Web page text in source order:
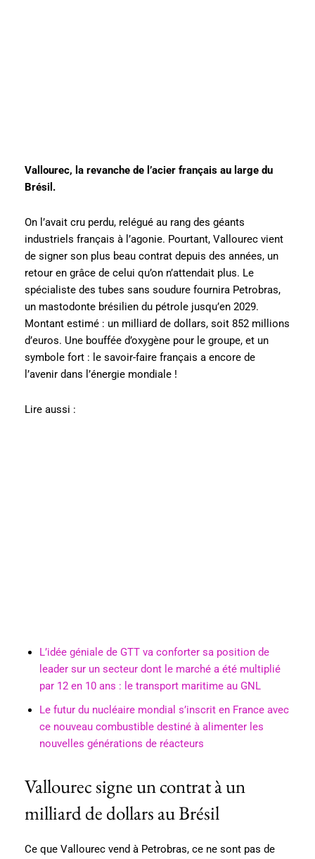
Vallourec, la revanche de l’acier français au large du
Brésil.
On l’avait cru perdu, relégué au rang des géants
industriels français à l’agonie. Pourtant, Vallourec vient
de signer son plus beau contrat depuis des années, un
retour en grâce de celui qu’on n’attendait plus. Le
spécialiste des tubes sans soudure fournira Petrobras,
un mastodonte brésilien du pétrole jusqu’en 2029.
Montant estimé : un milliard de dollars, soit 852 millions
d’euros. Une bouffée d’oxygène pour le groupe, et un
symbole fort : le savoir-faire français a encore de
l’avenir dans l’énergie mondiale !
Lire aussi :
L’idée géniale de GTT va conforter sa position de
leader sur un secteur dont le marché a été multiplié
par 12 en 10 ans : le transport maritime au GNL
Le futur du nucléaire mondial s’inscrit en France avec
ce nouveau combustible destiné à alimenter les
nouvelles générations de réacteurs
Vallourec signe un contrat à un
milliard de dollars au Brésil
Ce que Vallourec vend à Petrobras, ce ne sont pas de